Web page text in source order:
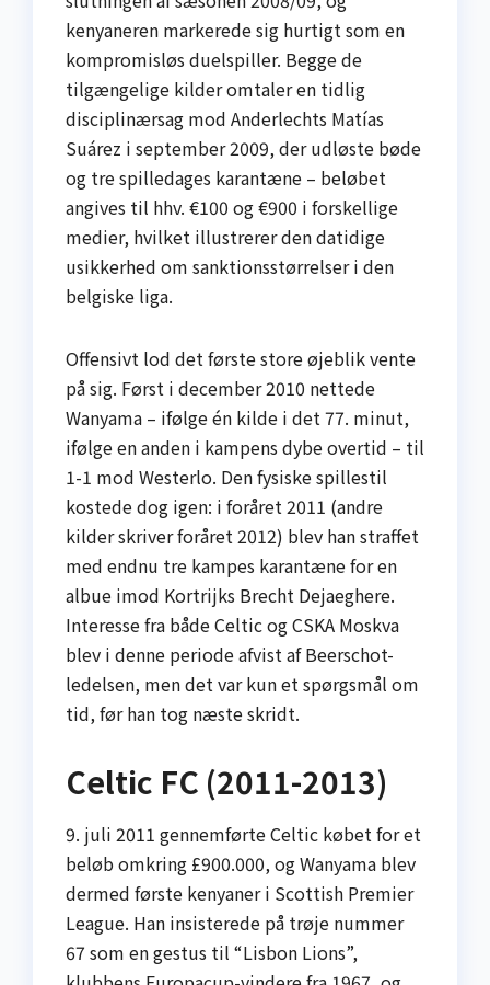
kenyaneren markerede sig hurtigt som en
kompromisløs duelspiller. Begge de
tilgængelige kilder omtaler en tidlig
disciplinærsag mod Anderlechts Matías
Suárez i september 2009, der udløste bøde
og tre spilledages karantæne – beløbet
angives til hhv. €100 og €900 i forskellige
medier, hvilket illustrerer den datidige
usikkerhed om sanktionsstørrelser i den
belgiske liga.
Offensivt lod det første store øjeblik vente
på sig. Først i december 2010 nettede
Wanyama – ifølge én kilde i det 77. minut,
ifølge en anden i kampens dybe overtid – til
1-1 mod Westerlo. Den fysiske spillestil
kostede dog igen: i foråret 2011 (andre
kilder skriver foråret 2012) blev han straffet
med endnu tre kampes karantæne for en
albue imod Kortrijks Brecht Dejaeghere.
Interesse fra både Celtic og CSKA Moskva
blev i denne periode afvist af Beerschot-
ledelsen, men det var kun et spørgsmål om
tid, før han tog næste skridt.
Celtic FC (2011-2013)
9. juli 2011 gennemførte Celtic købet for et
beløb omkring £900.000, og Wanyama blev
dermed første kenyaner i Scottish Premier
League. Han insisterede på trøje nummer
67 som en gestus til “Lisbon Lions”,